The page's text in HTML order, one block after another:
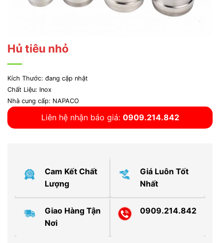
Hủ tiêu nhỏ
Kích Thước: đang cập nhật
Chất Liệu: Inox
Nhà cung cấp: NAPACO
Liên hệ nhận báo giá: 0909.214.842
Cam Kết Chất
Lượng
Giá Luôn Tốt
Nhất
Giao Hàng Tận
Nơi
0909.214.842